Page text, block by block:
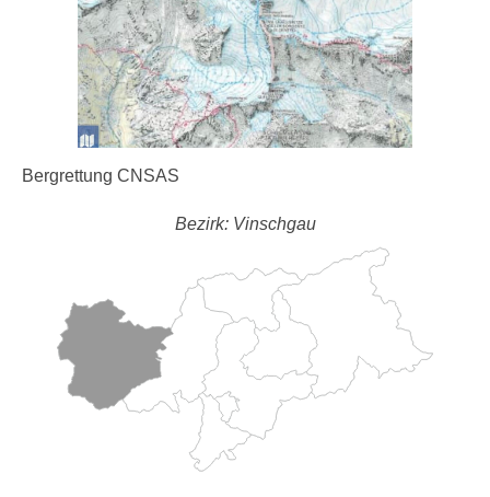
Bergrettung CNSAS
Bezirk: Vinschgau